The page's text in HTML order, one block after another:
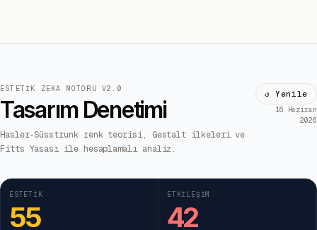
ESTETIK ZEKA MOTORU V2.0
Tasarım Denetimi
Hasler-Süsstrunk renk teorisi, Gestalt ilkeleri ve
Fitts Yasası ile hesaplamalı analiz.
↺ Yenile
16 Haziran
2026
ESTETIK
55
ETKILEŞIM
42